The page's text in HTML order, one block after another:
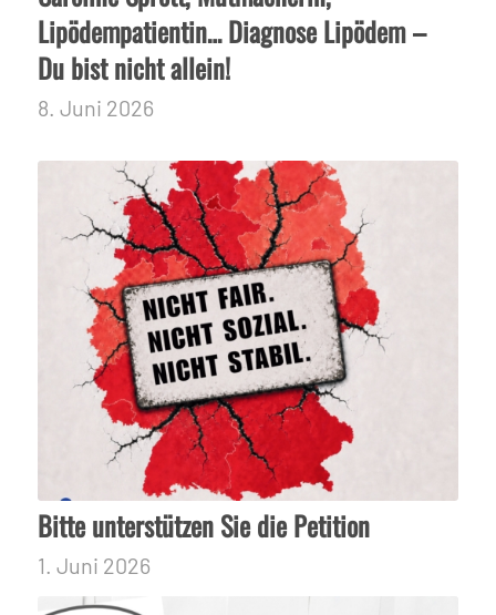
Lipödempatientin… Diagnose Lipödem –
Du bist nicht allein!
8. Juni 2026
Bitte unterstützen Sie die Petition
1. Juni 2026